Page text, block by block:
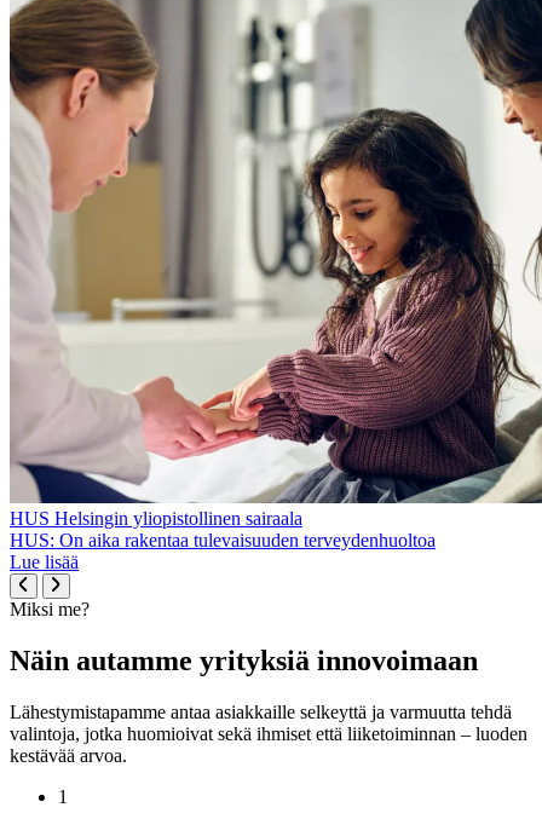
HUS Helsingin yliopistollinen sairaala
HUS: On aika rakentaa tulevaisuuden terveydenhuoltoa
Lue lisää
Miksi me?
Näin autamme yrityksiä innovoimaan
Lähestymistapamme antaa asiakkaille selkeyttä ja varmuutta tehdä
valintoja, jotka huomioivat sekä ihmiset että liiketoiminnan – luoden
kestävää arvoa.
1